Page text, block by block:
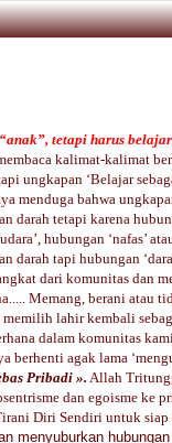
tetapi harus
kalimat-kalimat
ungkapan ‘Belajar
menduga bahwa
darah tetapi karena
hubungan ‘nafas’
darah tapi hubungan
dari komunitas dan
Memang, berani atau
memilih lahir kembali
dalam komunitas kami.
berhenti agak lama
Pribadi ». Allah
dan egoisme ke
Diri Sendiri untuk
menyuburkan